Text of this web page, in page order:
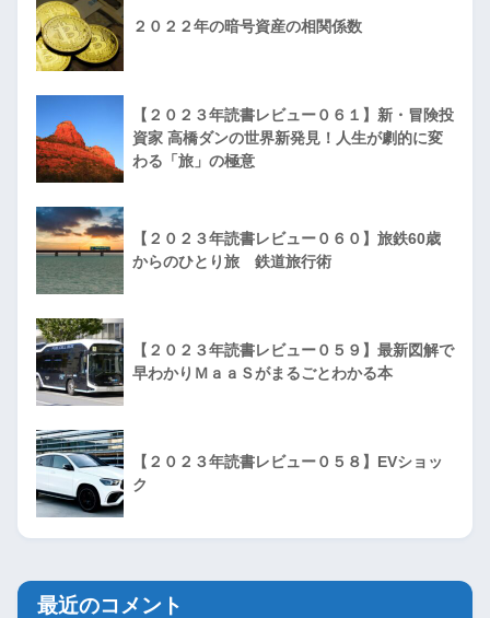
２０２２年の暗号資産の相関係数
【２０２３年読書レビュー０６１】新・冒険投
資家 高橋ダンの世界新発見！人生が劇的に変
わる「旅」の極意
【２０２３年読書レビュー０６０】旅鉄60歳
からのひとり旅 鉄道旅行術
【２０２３年読書レビュー０５９】最新図解で
早わかりＭａａＳがまるごとわかる本
【２０２３年読書レビュー０５８】EVショッ
ク
最近のコメント